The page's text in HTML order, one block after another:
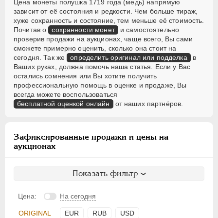
Цена монеты полушка 1719 года (медь) напрямую
зависит от её состояния и редкости. Чем больше тираж,
хуже сохранность и состояние, тем меньше её стоимость.
Почитав о сохранности монет и самостоятельно
проверив продажи на аукционах, чаще всего, Вы сами
сможете примерно оценить, сколько она стоит на
сегодня. Так же определить оригинал или подделка в
Ваших руках, должна помочь наша статья. Если у Вас
остались сомнения или Вы хотите получить
профессиональную помощь в оценке и продаже, Вы
всегда можете воспользоваться
бесплатной оценкой онлайн от наших партнёров.
Зафиксированные продажи и цены на
аукционах
Показать фильтр
Цена: На сегодня
ORIGINAL EUR RUB USD